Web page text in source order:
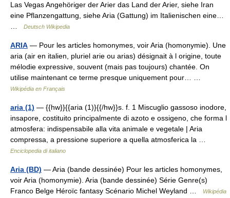
Las Vegas Angehöriger der Arier das Land der Arier, siehe Iran
eine Pflanzengattung, siehe Aria (Gattung) im Italienischen eine…
Deutsch Wikipedia
ARIA — Pour les articles homonymes, voir Aria (homonymie). Une
aria (air en italien, pluriel arie ou arias) désignait à l origine, toute
mélodie expressive, souvent (mais pas toujours) chantée. On
utilise maintenant ce terme presque uniquement pour… …
Wikipédia en Français
aria (1) — {{hw}}{{aria (1)}{{/hw}}s. f. 1 Miscuglio gassoso inodore,
insapore, costituito principalmente di azoto e ossigeno, che forma l
atmosfera: indispensabile alla vita animale e vegetale | Aria
compressa, a pressione superiore a quella atmosferica la …
Enciclopedia di italiano
Aria (BD) — Aria (bande dessinée) Pour les articles homonymes,
voir Aria (homonymie). Aria (bande dessinée) Série Genre(s)
Franco Belge Héroïc fantasy Scénario Michel Weyland …
Wikipédia